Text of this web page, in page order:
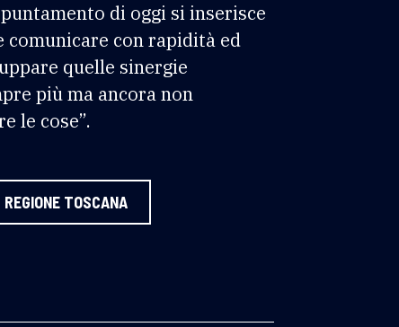
di oggi si inserisce
comunicare con rapidità ed
quelle sinergie
più ma ancora non
le cose”.
REGIONE TOSCANA